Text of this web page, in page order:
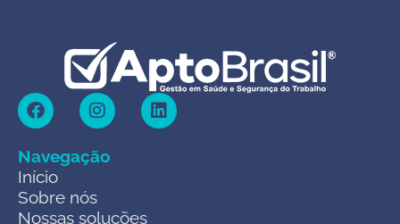
Navegação
Início
Sobre nós
Nossas soluções